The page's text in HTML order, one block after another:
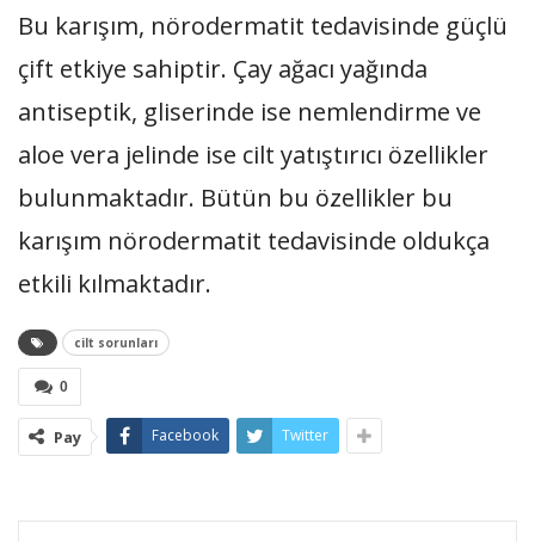
Bu karışım, nörodermatit tedavisinde güçlü
çift etkiye sahiptir. Çay ağacı yağında
antiseptik, gliserinde ise nemlendirme ve
aloe vera jelinde ise cilt yatıştırıcı özellikler
bulunmaktadır. Bütün bu özellikler bu
karışım nörodermatit tedavisinde oldukça
etkili kılmaktadır.
cilt sorunları
0
Pay Facebook Twitter